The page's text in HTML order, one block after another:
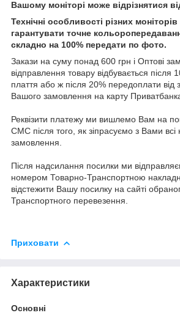
Вашому моніторі може відрізнятися
Технічні особливості різних
гарантувати точне
складно на 100% передати по фото.
Закази на суму понад 600 грн і Оптові
відправлення товару відбувається після
плаття або ж після 20% передоплати від
Вашого замовлення на карту
Реквізити платежу ми вишлемо Вам на
СМС після того, як зіпрасуємо з Вами
замовлення.
Після надсилання посилки ми
номером Товарно-Транспортною
відстежити Вашу посилку на сайті
Транспортного перевезення.
Приховати
Характеристики
Основні